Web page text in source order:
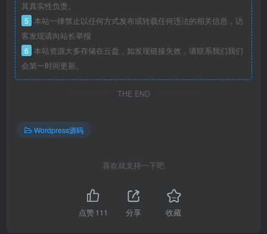
其真实性负责。
5 本站一律禁止以任何方式发布或转载任何违法的相关信息，访
客发现请向站长举报
6 本站资源大多存储在云盘，如发现链接失效，请联系我们我们
会第一时间更新。
THE END
Wordpress源码
喜欢就支持一下吧
点赞111 分享 收藏